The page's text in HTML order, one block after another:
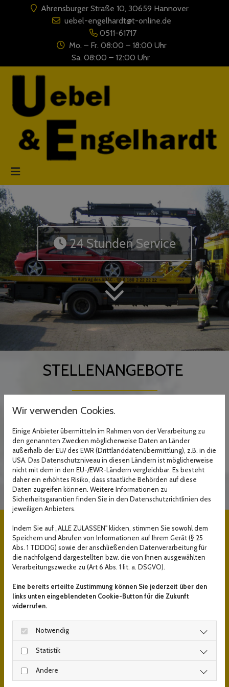
Ahrensburger Straße 10, 30659 Hannover
uebel-engelhardt@t-online.de
0511-61717
Mo. – Fr. 08:00 – 18:00 Uhr
Sa. 08:00 – 12:00 Uhr
24 Stunden Service
STELLENANGEBOTE
Ab sofort suchen wir zur Verstärkung unseres
ABSCHLEPPWAGENFAHRER (M/W/D)
in Vollzeit.
Wir wünschen uns:
Führerscheinklasse CE (alt 2)
Erfahrung wünschenswert (aber keine
Bedingung)
Körperliche Belastbarkeit im üblichen
Rahmen
gute Deutschkenntnisse in Wort und
Schrift
Fleiß, Zuverlässigkeit & Loyalität
Bereitschaft zu Überstunden
KFZ- Grundkenntnisse vorteilhaft
Wir verwenden Cookies.
Einige Anbieter übermitteln im Rahmen von der Verarbeitung zu
den genannten Zwecken möglicherweise Daten an Länder
außerhalb der EU/ des EWR (Drittlanddatenübermittlung), z.B. in die
USA. Das Datenschutzniveau in diesen Ländern ist möglicherweise
nicht mit dem in den EU-/EWR-Ländern vergleichbar. Es besteht
daher ein erhöhtes Risiko, dass staatliche Behörden auf diese
Daten zugreifen können. Weitere Informationen zu
Sicherheitsgarantien finden Sie in den Datenschutzrichtlinien des
jeweiligen Anbieters.
Indem Sie auf „ALLE ZULASSEN" klicken, stimmen Sie sowohl dem
Speichern und Abrufen von Informationen auf Ihrem Gerät (§ 25
Abs. 1 TDDDG) sowie der anschließenden Datenverarbeitung für
die nachfolgend dargestellten bzw. die von Ihnen ausgewählten
Verarbeitungszwecke zu (Art 6 Abs. 1 lit. a. DSGVO).
Eine bereits erteilte Zustimmung können Sie jederzeit über den
links unten eingeblendeten Cookie-Button für die Zukunft
widerrufen.
Notwendig
Statistik
Andere